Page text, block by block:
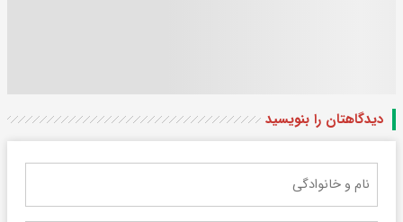
دیدگاهتان را بنویسید